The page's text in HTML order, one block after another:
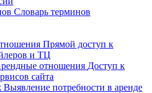
Словарь терминов
Прямой доступ к
и ТЦ
отношения Доступ к
сайта
Выявление потребности в аренде